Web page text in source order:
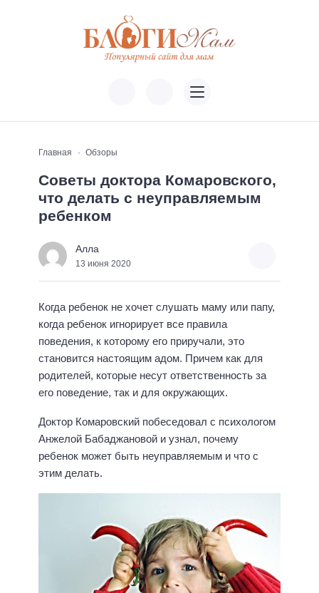
Главная Обзоры
Советы доктора Комаровского,
что делать с неуправляемым
ребенком
Алла
13 июня 2020
Когда ребенок не хочет слушать маму или папу,
когда ребенок игнорирует все правила
поведения, к которому его приручали, это
становится настоящим адом. Причем как для
родителей, которые несут ответственность за
его поведение, так и для окружающих.
Доктор Комаровский побеседовал с психологом
Анжелой Бабаджановой и узнал, почему
ребенок может быть неуправляемым и что с
этим делать.